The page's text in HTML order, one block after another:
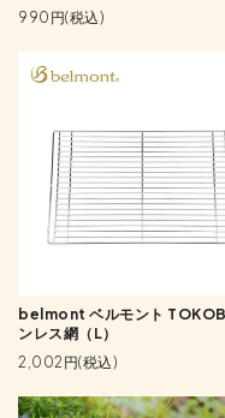
990円(税込)
belmont ベルモント
ンレス網（L）
2,002円(税込)